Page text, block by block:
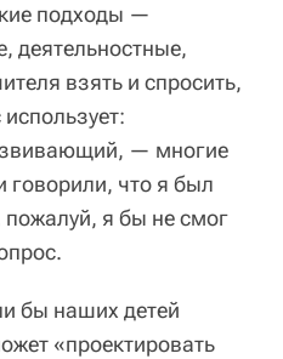
подходы —
деятельностные,
взять и спросить,
— многие
говорили, что я был
я бы не смог
бы наших детей
«проектировать